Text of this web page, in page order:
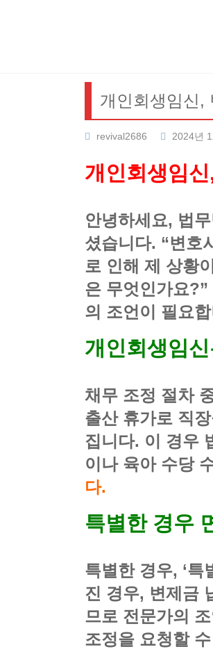
개인회생임신,
revival2686 2024년
개인회생임
안녕하세요, 법
셨습니다. “변호
로 인해 제 상황
은 무엇인가요
의 조언이 필요
개인회생임
채무 조정 절차
출산 휴가로 직
집니다. 이 경우
이나 육아 수당
다.
특별한 경우
특별한 경우, ‘특
진 경우, 변제금
므로 전문가의
조정을 요청할